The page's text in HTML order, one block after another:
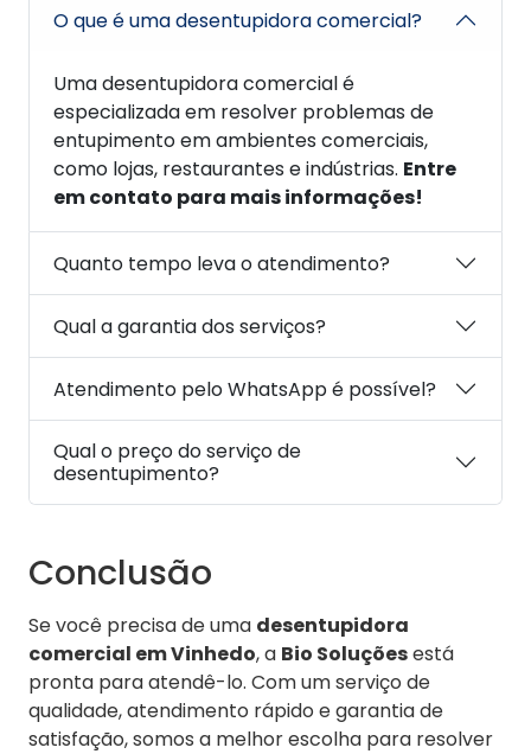
O que é uma desentupidora comercial?
Uma desentupidora comercial é
especializada em resolver problemas de
entupimento em ambientes comerciais,
como lojas, restaurantes e indústrias. Entre
em contato para mais informações!
Quanto tempo leva o atendimento?
Qual a garantia dos serviços?
Atendimento pelo WhatsApp é possível?
Qual o preço do serviço de
desentupimento?
Conclusão
Se você precisa de uma desentupidora
comercial em Vinhedo, a Bio Soluçõesestá
pronta para atendê-lo. Com um serviço de
qualidade, atendimento rápido e garantia de
satisfação, somos a melhor escolha para resolver